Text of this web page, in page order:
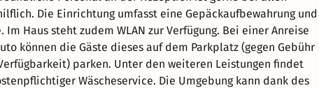
Die Einrichtung umfasst eine Gepäckaufbewahrung und
Im Haus steht zudem WLAN zur Verfügung. Bei einer Anreise
können die Gäste dieses auf dem Parkplatz (gegen Gebühr
parken. Unter den weiteren Leistungen findet
Wäscheservice. Die Umgebung kann dank des